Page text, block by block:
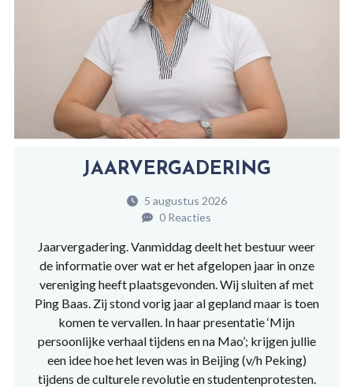
JAARVERGADERING
5 augustus 2026
0 Reacties
Jaarvergadering. Vanmiddag deelt het bestuur weer
de informatie over wat er het afgelopen jaar in onze
vereniging heeft plaatsgevonden. Wij sluiten af met
Ping Baas. Zij stond vorig jaar al gepland maar is toen
komen te vervallen. In haar presentatie ‘Mijn
persoonlijke verhaal tijdens en na Mao’; krijgen jullie
een idee hoe het leven was in Beijing (v/h Peking)
tijdens de culturele revolutie en studentenprotesten.